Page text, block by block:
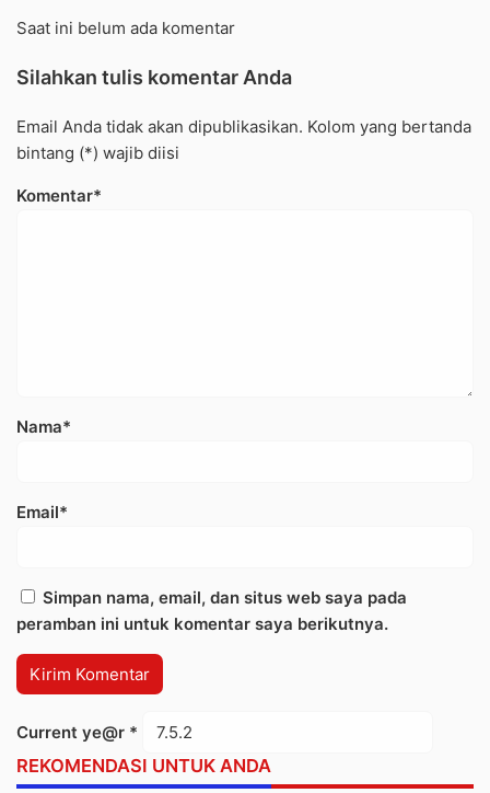
Saat ini belum ada komentar
Silahkan tulis komentar Anda
Email Anda tidak akan dipublikasikan. Kolom yang bertanda
bintang (*) wajib diisi
Komentar*
Nama*
Email*
Simpan nama, email, dan situs web saya pada
peramban ini untuk komentar saya berikutnya.
Current ye@r *
REKOMENDASI UNTUK ANDA